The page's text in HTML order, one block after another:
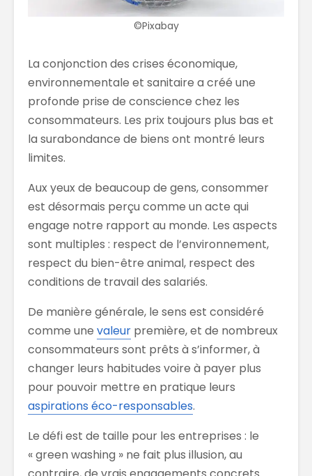
©Pixabay
La conjonction des crises économique,
environnementale et sanitaire a créé une
profonde prise de conscience chez les
consommateurs. Les prix toujours plus bas et
la surabondance de biens ont montré leurs
limites.
Aux yeux de beaucoup de gens, consommer
est désormais perçu comme un acte qui
engage notre rapport au monde. Les aspects
sont multiples : respect de l’environnement,
respect du bien-être animal, respect des
conditions de travail des salariés.
De manière générale, le sens est considéré
comme une valeur première, et de nombreux
consommateurs sont prêts à s’informer, à
changer leurs habitudes voire à payer plus
pour pouvoir mettre en pratique leurs
aspirations éco-responsables.
Le défi est de taille pour les entreprises : le
« green washing » ne fait plus illusion, au